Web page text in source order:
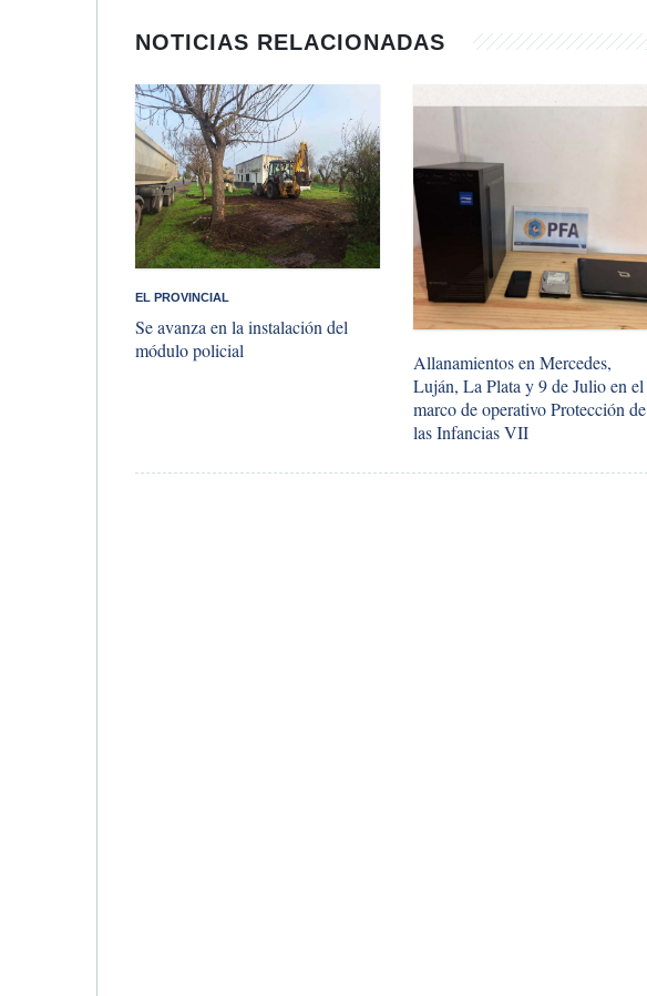
NOTICIAS RELACIONADAS
EL PROVINCIAL
Se avanza en la instalación del
módulo policial
Allanamientos en Mercedes,
Luján, La Plata y 9 de Julio en el
marco de operativo Protección de
las Infancias VII